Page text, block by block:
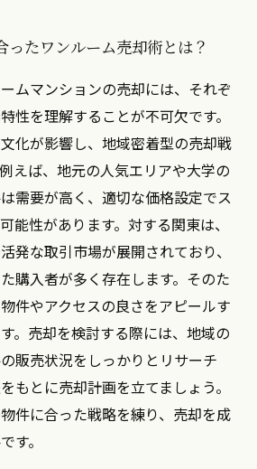
ったワンルーム売却術とは？
ムマンションの売却には、それぞ
性を理解することが不可欠です。
化が影響し、地域密着型の売却戦
えば、地元の人気エリアや大学の
需要が高く、適切な価格設定でス
能性があります。対する関東は、
発な取引市場が展開されており、
購入者が多く存在します。そのた
件やアクセスの良さをアピールす
。売却を検討する際には、地域の
販売状況をしっかりとリサーチ
もとに売却計画を立てましょう。
件に合った戦略を練り、売却を成
す。